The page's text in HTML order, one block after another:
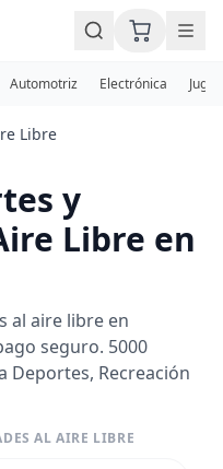
Automotriz Electrónica
Libre
y
Libre en
al aire libre en
seguro. 5000
Deportes, Recreación
AL AIRE LIBRE